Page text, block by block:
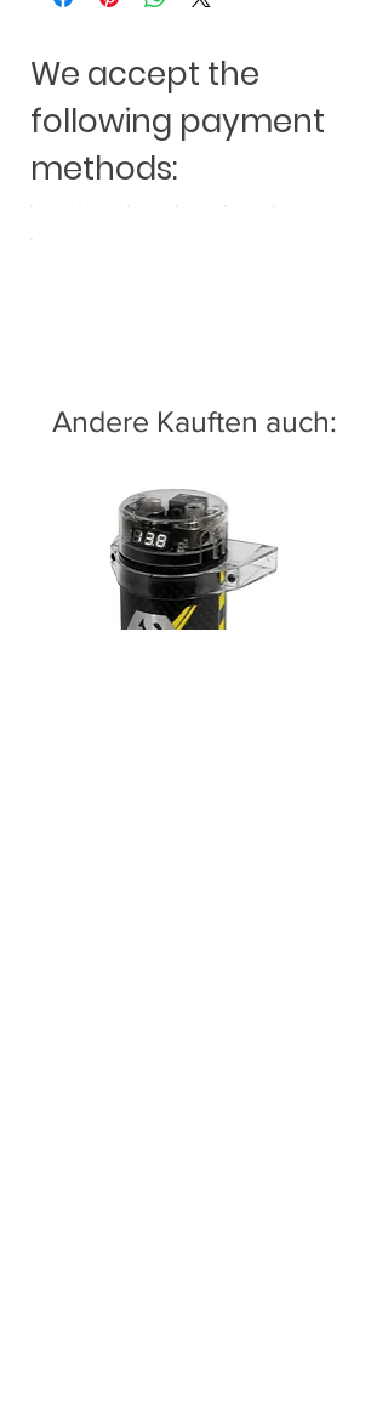
We accept the
following payment
methods:
Andere Kauften auch: